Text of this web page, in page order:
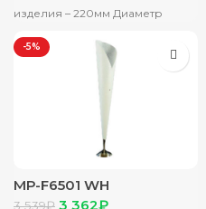
изделия – 220мм Диаметр
-5%
МР-F6501 WH
светильник напольный
3 539₽ 3 362₽